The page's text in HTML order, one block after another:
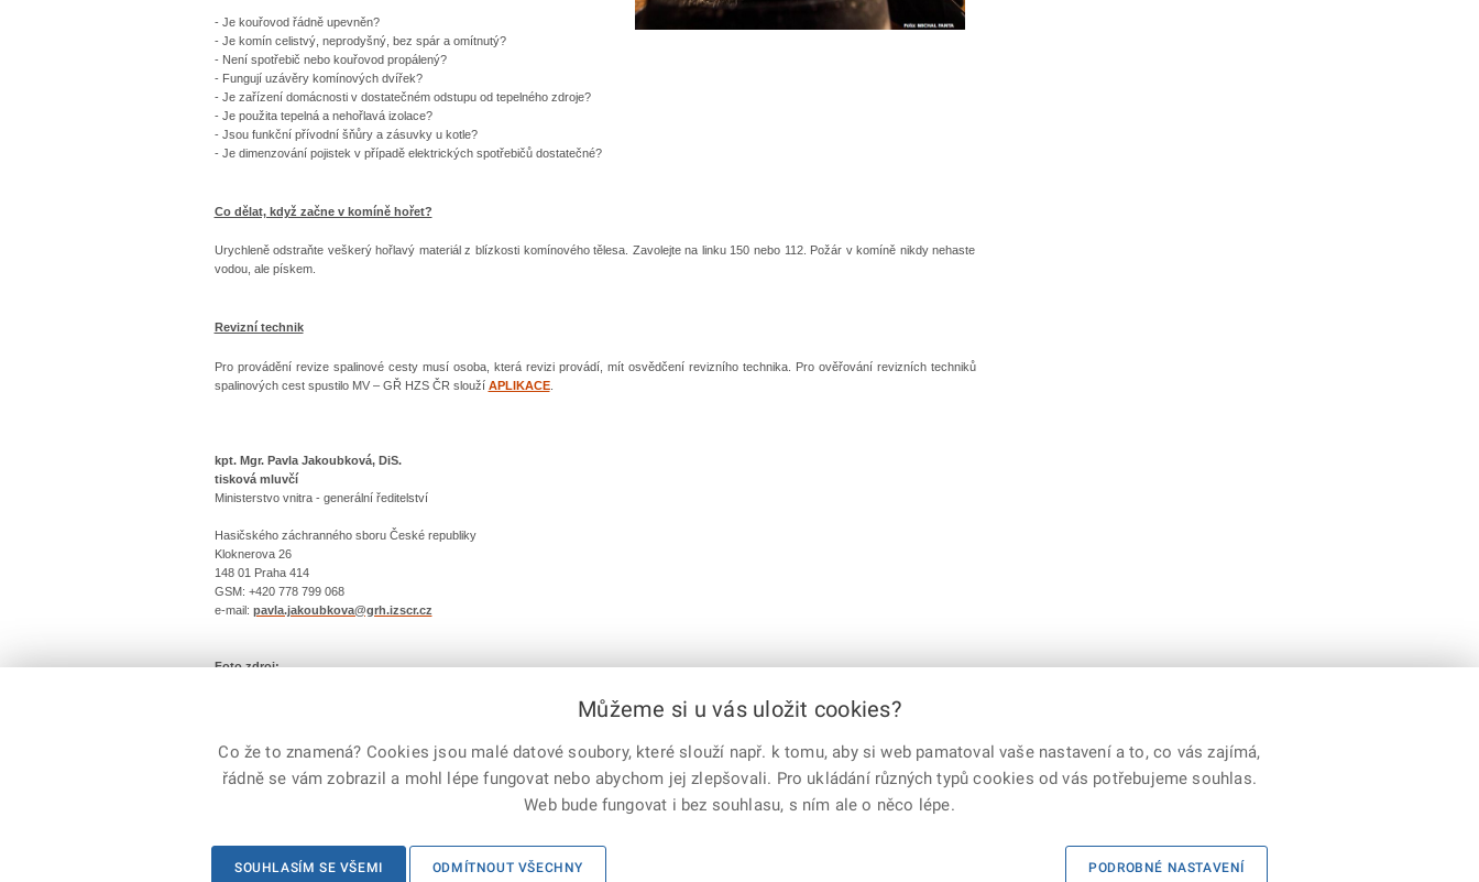
- Je kouřovod řádně upevněn?
- Je komín celistvý, neprodyšný, bez spár a omítnutý?
- Není spotřebič nebo kouřovod propálený?
- Fungují uzávěry komínových dvířek?
- Je zařízení domácnosti v dostatečném odstupu od tepelného zdroje?
- Je použita tepelná a nehořlavá izolace?
- Jsou funkční přívodní šňůry a zásuvky u kotle?
- Je dimenzování pojistek v případě elektrických spotřebičů dostatečné?
Co dělat, když začne v komíně hořet?
Urychleně odstraňte veškerý hořlavý materiál z blízkosti komínového tělesa. Zavolejte na linku 150 nebo 112. Požár v komíně nikdy nehaste
vodou, ale pískem.
Revizní technik
Pro provádění revize spalinové cesty musí osoba, která revizi provádí, mít osvědčení revizního technika. Pro ověřování revizních techniků
spalinových cest spustilo MV – GŘ HZS ČR slouží APLIKACE.
kpt. Mgr. Pavla Jakoubková, DiS.
tisková mluvčí
Ministerstvo vnitra - generální ředitelství
Hasičského záchranného sboru České republiky
Kloknerova 26
148 01 Praha 414
GSM: +420 778 799 068
e-mail: pavla.jakoubkova@grh.izscr.cz
Foto zdroj:
Corp.
Facebook
© 2026 Generální ředitelství Hasičského záchranného sboru ČR, všechna práva vyhrazena Prohlášení o přístupnosti |
Můžeme si u vás uložit cookies?
Co že to znamená? Cookies jsou malé datové soubory, které slouží např. k tomu, aby si web pamatoval vaše nastavení a to, co vás zajímá,
řádně se vám zobrazil a mohl lépe fungovat nebo abychom jej zlepšovali. Pro ukládání různých typů cookies od vás potřebujeme souhlas.
Web bude fungovat i bez souhlasu, s ním ale o něco lépe.
SOUHLASÍM SE VŠEMI ODMÍTNOUT VŠECHNY PODROBNÉ NASTAVENÍ